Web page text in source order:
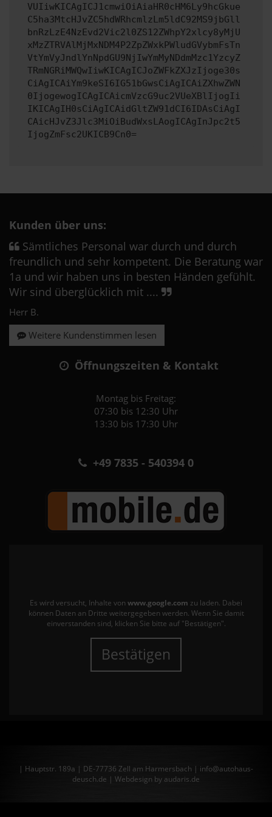
VUIiwKICAgICJ1cmwiOiAiaHR0cHM6Ly9hcGkue
C5ha3MtcHJvZC5hdWRhcmlzLm5ldC92MS9jbGll
bnRzLzE4NzEvd2Vic2l0ZS12ZWhpY2xlcy8yMjU
xMzZTRVAlMjMxNDM4P2ZpZWxkPWludGVybmFsTn
VtYmVyJndlYnNpdGU9NjIwYmMyNDdmMzc1YzcyZ
TRmNGRiMWQwIiwKICAgICJoZWFkZXJzIjoge30s
CiAgICAiYm9keSI6IG51bGwsCiAgICAiZXhwZWN
0IjogewogICAgICAicmVzcG9uc2VUeXBlIjogIi
IKICAgIH0sCiAgICAidGltZW91dCI6IDAsCiAgI
CAicHJvZ3Jlc3MiOiBudWxsLAogICAgInJpc2t5
IjogZmFsc2UKICB9Cn0=
Kunden über uns:
Sämtliches Personal war durch und durch
freundlich und sehr kompetent. Die Beratung war
1a und wir haben uns in besten Händen gefühlt.
Wir sind überglücklich mit ....
Herr B.
Weitere Kundenstimmen lesen
Öffnungszeiten & Kontakt
Montag bis Freitag:
07:30 bis 12:30 Uhr
13:30 bis 17:30 Uhr
+49 7835 - 540394 0
Es wird versucht, Inhalte von www.google.com zu laden. Dabei
können Daten an Dritte weitergegeben werden. Wenn Sie damit
einverstanden sind, klicken Sie bitte auf "Bestätigen".
Bestätigen
| Hauptstr. 189a | DE-77736 Zell am Harmersbach | info@autohaus-
deusch.de | Webdesign by audaris.de